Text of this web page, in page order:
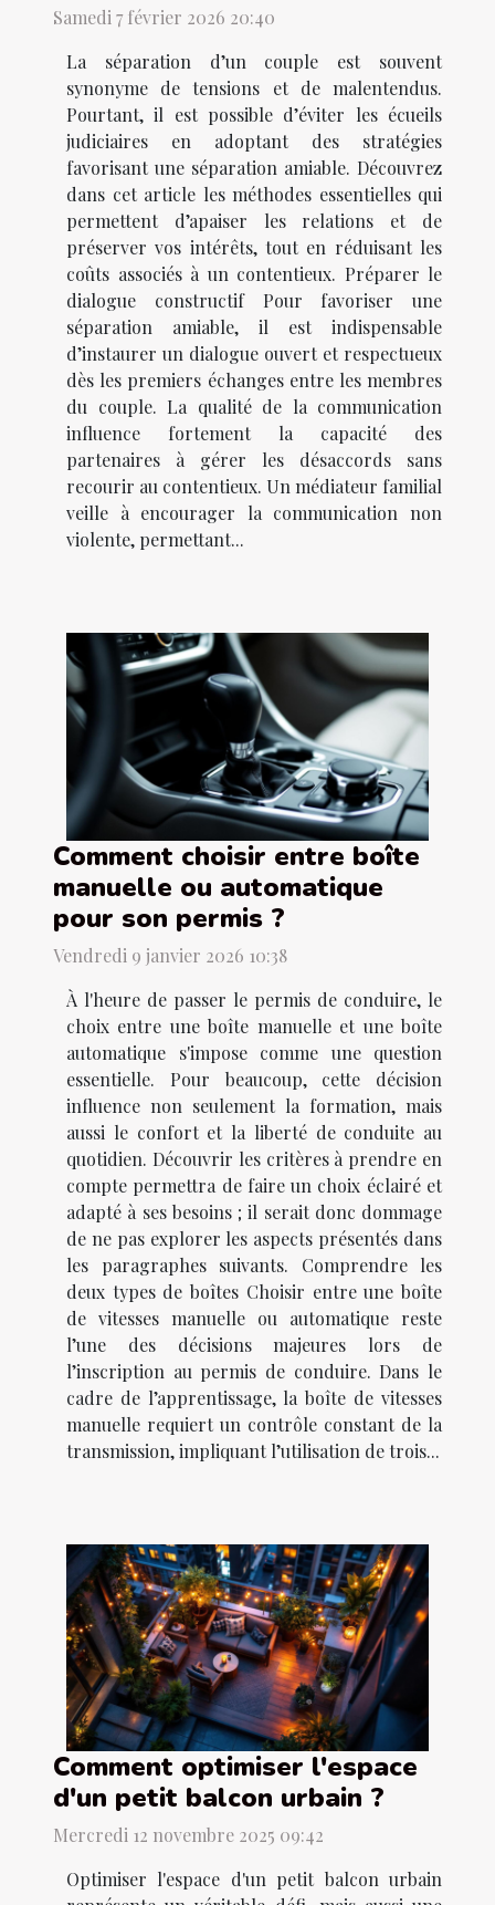
Samedi 7 février 2026 20:40
La séparation d’un couple est souvent
synonyme de tensions et de malentendus.
Pourtant, il est possible d’éviter les écueils
judiciaires en adoptant des stratégies
favorisant une séparation amiable. Découvrez
dans cet article les méthodes essentielles qui
permettent d’apaiser les relations et de
préserver vos intérêts, tout en réduisant les
coûts associés à un contentieux. Préparer le
dialogue constructif Pour favoriser une
séparation amiable, il est indispensable
d’instaurer un dialogue ouvert et respectueux
dès les premiers échanges entre les membres
du couple. La qualité de la communication
influence fortement la capacité des
partenaires à gérer les désaccords sans
recourir au contentieux. Un médiateur familial
veille à encourager la communication non
violente, permettant...
Comment choisir entre boîte
manuelle ou automatique
pour son permis ?
Vendredi 9 janvier 2026 10:38
À l'heure de passer le permis de conduire, le
choix entre une boîte manuelle et une boîte
automatique s'impose comme une question
essentielle. Pour beaucoup, cette décision
influence non seulement la formation, mais
aussi le confort et la liberté de conduite au
quotidien. Découvrir les critères à prendre en
compte permettra de faire un choix éclairé et
adapté à ses besoins ; il serait donc dommage
de ne pas explorer les aspects présentés dans
les paragraphes suivants. Comprendre les
deux types de boîtes Choisir entre une boîte
de vitesses manuelle ou automatique reste
l’une des décisions majeures lors de
l’inscription au permis de conduire. Dans le
cadre de l’apprentissage, la boîte de vitesses
manuelle requiert un contrôle constant de la
transmission, impliquant l’utilisation de trois...
Comment optimiser l'espace
d'un petit balcon urbain ?
Mercredi 12 novembre 2025 09:42
Optimiser l'espace d'un petit balcon urbain